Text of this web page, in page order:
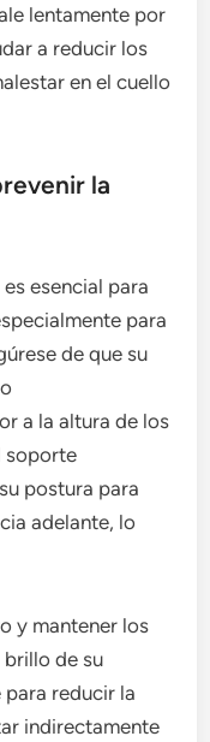
lentamente por
a reducir los
en el cuello
la
esencial para
para
de que su
a la altura de los
soporte
postura para
adelante, lo
y mantener los
brillo de su
reducir la
indirectamente